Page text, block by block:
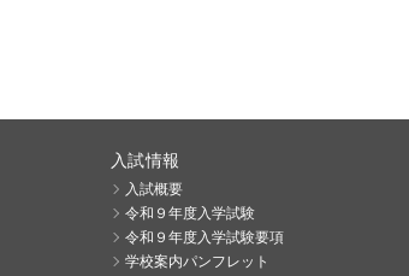
入試情報
入試概要
令和９年度入学試験
令和９年度入学試験要項
学校案内パンフレット